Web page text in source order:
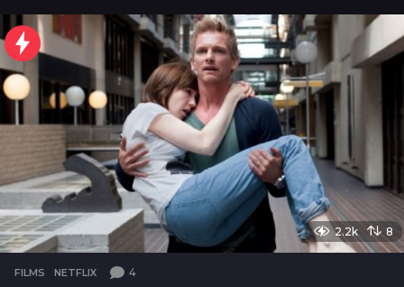
a
r
a
g
o
2.2k 8
FILMS ,NETFLIX 4